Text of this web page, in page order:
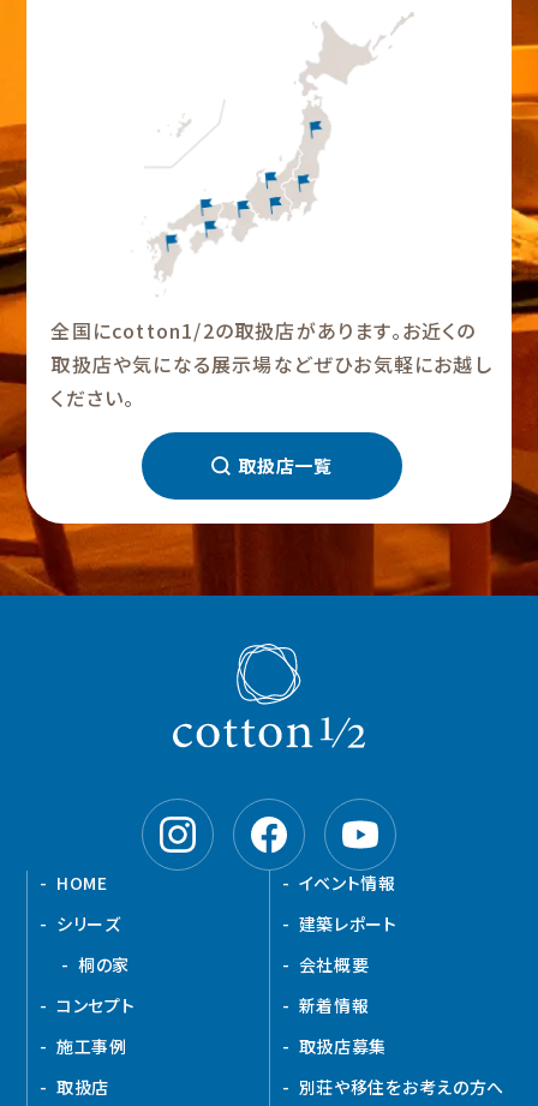
全国にcotton1/2の取扱店があります。お近くの
取扱店や気になる展示場などぜひお気軽にお越し
ください。
取扱店一覧
HOME
シリーズ
桐の家
コンセプト
施工事例
取扱店
イベント情報
建築レポート
会社概要
新着情報
取扱店募集
別荘や移住をお考えの方へ